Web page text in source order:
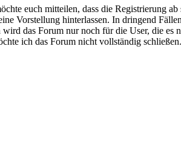
euch mitteilen, dass die Registrierung
Vorstellung hinterlassen. In dringend
das Forum nur noch für die User, die es
ich das Forum nicht vollständig